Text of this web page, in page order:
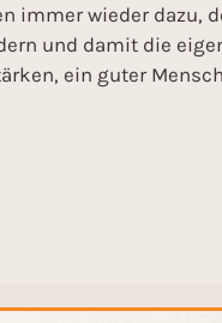
immer wieder dazu,
und damit die
ein guter